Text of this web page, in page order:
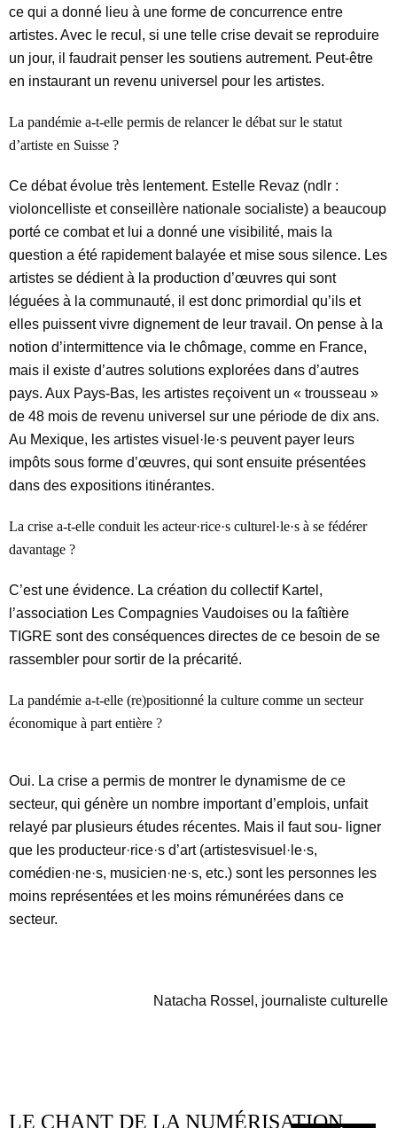
ce qui a donné lieu à une forme de concurrence entre
artistes. Avec le recul, si une telle crise devait se reproduire
un jour, il faudrait penser les soutiens autrement. Peut-être
en instaurant un revenu universel pour les artistes.
La pandémie a-t-elle permis de relancer le débat sur le statut
d’artiste en Suisse ?
Ce débat évolue très lentement. Estelle Revaz (ndlr :
violoncelliste et conseillère nationale socialiste) a beaucoup
porté ce combat et lui a donné une visibilité, mais la
question a été rapidement balayée et mise sous silence. Les
artistes se dédient à la production d’œuvres qui sont
léguées à la communauté, il est donc primordial qu’ils et
elles puissent vivre dignement de leur travail. On pense à la
notion d’intermittence via le chômage, comme en France,
mais il existe d’autres solutions explorées dans d’autres
pays. Aux Pays-Bas, les artistes reçoivent un « trousseau »
de 48 mois de revenu universel sur une période de dix ans.
Au Mexique, les artistes visuel·le·s peuvent payer leurs
impôts sous forme d’œuvres, qui sont ensuite présentées
dans des expositions itinérantes.
La crise a-t-elle conduit les acteur·rice·s culturel·le·s à se fédérer
davantage ?
C’est une évidence. La création du collectif Kartel,
l’association Les Compagnies Vaudoises ou la faîtière
TIGRE sont des conséquences directes de ce besoin de se
rassembler pour sortir de la précarité.
La pandémie a-t-elle (re)positionné la culture comme un secteur
économique à part entière ?
Oui. La crise a permis de montrer le dynamisme de ce
secteur, qui génère un nombre important d’emplois, unfait
relayé par plusieurs études récentes. Mais il faut sou- ligner
que les producteur·rice·s d’art (artistesvisuel·le·s,
comédien·ne·s, musicien·ne·s, etc.) sont les personnes les
moins représentées et les moins rémunérées dans ce
secteur.
Natacha Rossel, journaliste culturelle
LE CHANT DE LA NUMÉRISATION